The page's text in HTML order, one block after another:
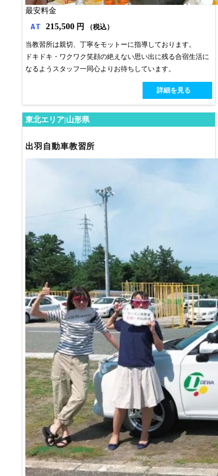
最安料金
AT 215,500 円 （税込）
当教習所は親切、丁寧をモットーに指導しております。
ドキドキ・ワクワク笑顔の絶えない思い出に残る合宿生活に
なるようスタッフ一同心よりお待ちしています。
詳細を見る
東北エリア|山形県
出羽自動車教習所